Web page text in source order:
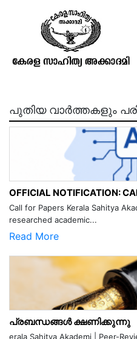
ഗുരുനാഥന്‍
പുതിയ വാർത്തകളും
OFFICIAL NOTIFICATION:
Call for Papers Kerala Sahitya
researched academic...
Read More
പ്രബന്ധങ്ങൾ ക്ഷണിക്കുന്നു
erala Sahitya Akademi | Peer-